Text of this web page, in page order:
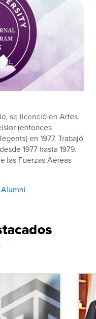
se licenció en Artes
(entonces
en 1977. Trabajó
1977 hasta 1979.
las Fuerzas Aéreas